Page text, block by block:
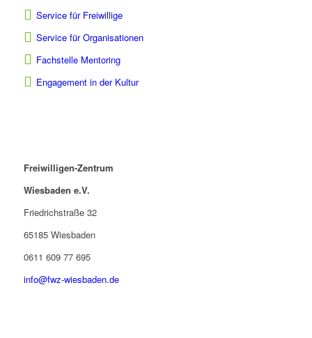
Service für Freiwillige
Service für Organisationen
Fachstelle Mentoring
Engagement in der Kultur
Freiwilligen-Zentrum
Wiesbaden e.V.
Friedrichstraße 32
65185 Wiesbaden
0611 609 77 695
info@fwz-wiesbaden.de